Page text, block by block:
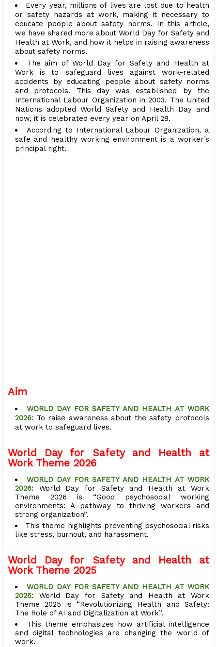
Every year, millions of lives are lost due to health
or safety hazards at work, making it necessary to
educate people about safety norms. In this article,
we have shared more about World Day for Safety and
Health at Work, and how it helps in raising awareness
about safety norms.
The aim of World Day for Safety and Health at
Work is to safeguard lives against work-related
accidents by educating people about safety norms
and protocols. This day was established by the
International Labour Organization in 2003. The United
Nations adopted World Safety and Health Day and
now, it is celebrated every year on April 28.
According to International Labour Organization, a
safe and healthy working environment is a worker’s
principal right.
Aim
WORLD DAY FOR SAFETY AND HEALTH AT WORK
2026: To raise awareness about the safety protocols
at work to safeguard lives.
World Day for Safety and Health at
Work Theme 2026
WORLD DAY FOR SAFETY AND HEALTH AT WORK
2026: World Day for Safety and Health at Work
Theme 2026 is “Good psychosocial working
environments: A pathway to thriving workers and
strong organization”.
This theme highlights preventing psychosocial risks
like stress, burnout, and harassment.
World Day for Safety and Health at
Work Theme 2025
WORLD DAY FOR SAFETY AND HEALTH AT WORK
2026: World Day for Safety and Health at Work
Theme 2025 is “Revolutionizing Health and Safety:
The Role of AI and Digitalization at Work”.
This theme emphasizes how artificial intelligence
and digital technologies are changing the world of
work.